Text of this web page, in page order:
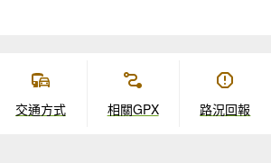
交通方式 相關GPX 路況回報